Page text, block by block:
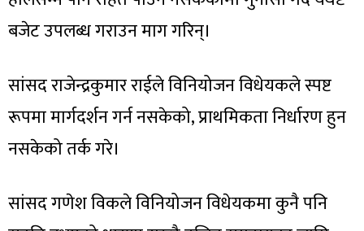
बजेट उपलब्ध गराउन माग गरिन्।
सांसद राजेन्द्रकुमार राईले विनियोजन विधेयकले स्पष्ट
रूपमा मार्गदर्शन गर्न नसकेको, प्राथमिकता निर्धारण हुन
नसकेको तर्क गरे।
सांसद गणेश विकले विनियोजन विधेयकमा कुनै पनि